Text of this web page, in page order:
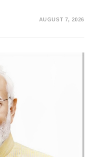
AUGUST 7, 2026